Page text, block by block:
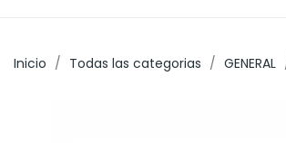
Inicio Todas las categorias GENERAL